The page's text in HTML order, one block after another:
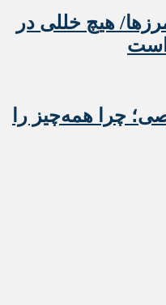
هیچ‌ خللی در
است
چرا همه‌چیز را